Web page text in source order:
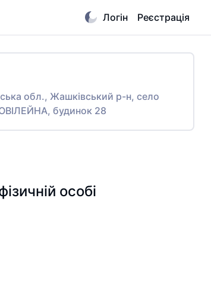
Логін Реєстрація
обл., Жашківський р-н, село
будинок 28
особі